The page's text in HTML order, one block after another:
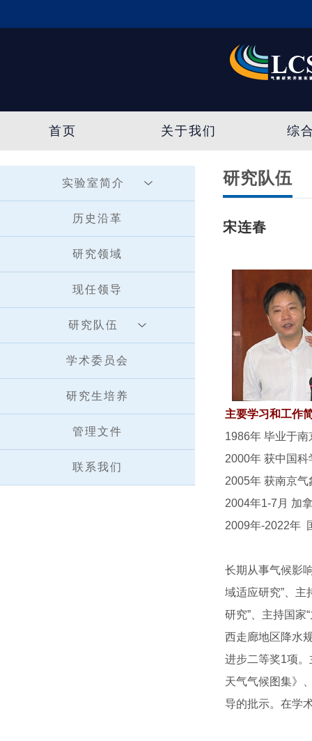
首页 关于我们 综
实验室简介
历史沿革
研究领域
现任领导
研究队伍
学术委员会
研究生培养
管理文件
联系我们
研究队伍
宋连春
主要学习和工作
1986年 毕业于
2000年 获中国
2005年 获南京
2004年1-7月 加
2009年-2022年
长期从事气候影
域适应研究”、主
研究”、主持国家
西走廊地区降水
进步二等奖1项
天气气候图集》
导的批示。在学